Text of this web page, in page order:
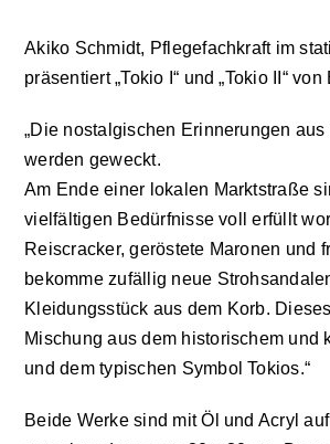
Kontakt
Leichte Sprache
Stellenangebote und Praktika
Downloads
Erfahrungsberichte
Datenschutzerklärung
Akiko Schmidt, Pflegefachkraft im
präsentiert „Tokio I“ und „Tokio II“
„Die nostalgischen Erinnerungen
werden geweckt.
Am Ende einer lokalen Marktstraße
vielfältigen Bedürfnisse voll erfüllt
Reiscracker, geröstete Maronen und
bekomme zufällig neue
Kleidungsstück aus dem Korb.
Mischung aus dem historischem und
und dem typischen Symbol Tokios.“
Beide Werke sind mit Öl und Acryl